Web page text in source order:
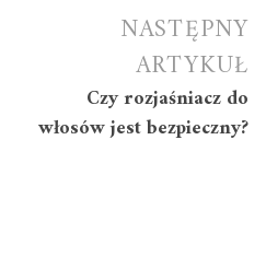
NASTĘPNY
ARTYKUŁ
Czy rozjaśniacz do
włosów jest bezpieczny?